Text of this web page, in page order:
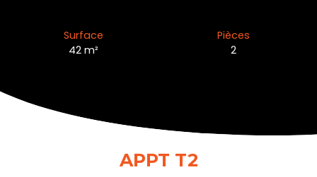
Surface
42m²
Pièces
2
APPT T2